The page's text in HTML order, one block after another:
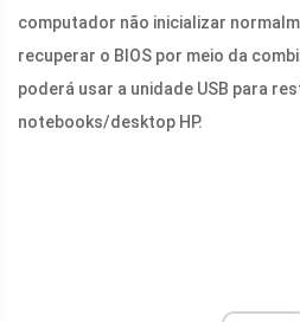
computador não inicializar
recuperar o BIOS por meio da
poderá usar a unidade USB para
notebooks/desktop HP.